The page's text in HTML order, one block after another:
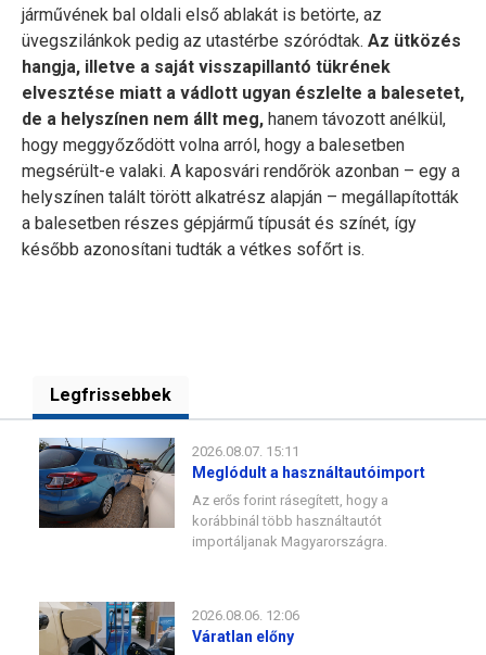
járművének bal oldali első ablakát is betörte, az
üvegszilánkok pedig az utastérbe szóródtak. Az ütközés
hangja, illetve a saját visszapillantó tükrének
elvesztése miatt a vádlott ugyan észlelte a balesetet,
de a helyszínen nem állt meg, hanem távozott anélkül,
hogy meggyőződött volna arról, hogy a balesetben
megsérült-e valaki. A kaposvári rendőrök azonban – egy a
helyszínen talált törött alkatrész alapján – megállapították
a balesetben részes gépjármű típusát és színét, így
később azonosítani tudták a vétkes sofőrt is.
Legfrissebbek
2026.08.07. 15:11
Meglódult a használtautóimport
Az erős forint rásegített, hogy a
korábbinál több használtautót
importáljanak Magyarországra.
2026.08.06. 12:06
Váratlan előny